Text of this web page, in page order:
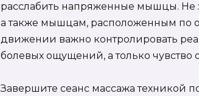
расслабить напряженные мышцы. Не
а также мышцам, расположенным по
движении важно контролировать
болевых ощущений, а только чувство
Завершите сеанс массажа техникой